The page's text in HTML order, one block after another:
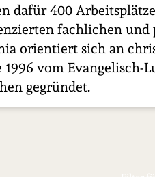
dafür 400
fachlichen und
orientiert sich an
1996 vom Evangelisch-
gegründet.